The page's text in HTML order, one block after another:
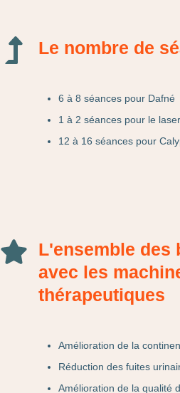
Le nombre de
6 à 8 séances pour Dafné
1 à 2 séances pour le
12 à 16 séances pour
L'ensemble des
avec les
thérapeutiques
Amélioration de la
Réduction des fuites
Amélioration de la qualité